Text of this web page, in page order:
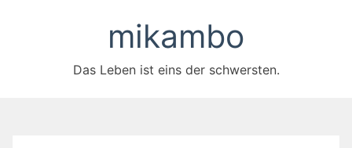
mikambo
Das Leben ist eins der schwersten.